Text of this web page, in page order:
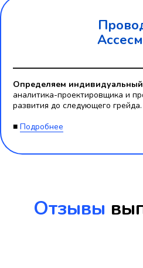
Определяем
аналитика-проектировщика и
развития до следующего грейда.
■ Подробнее
Отзывы